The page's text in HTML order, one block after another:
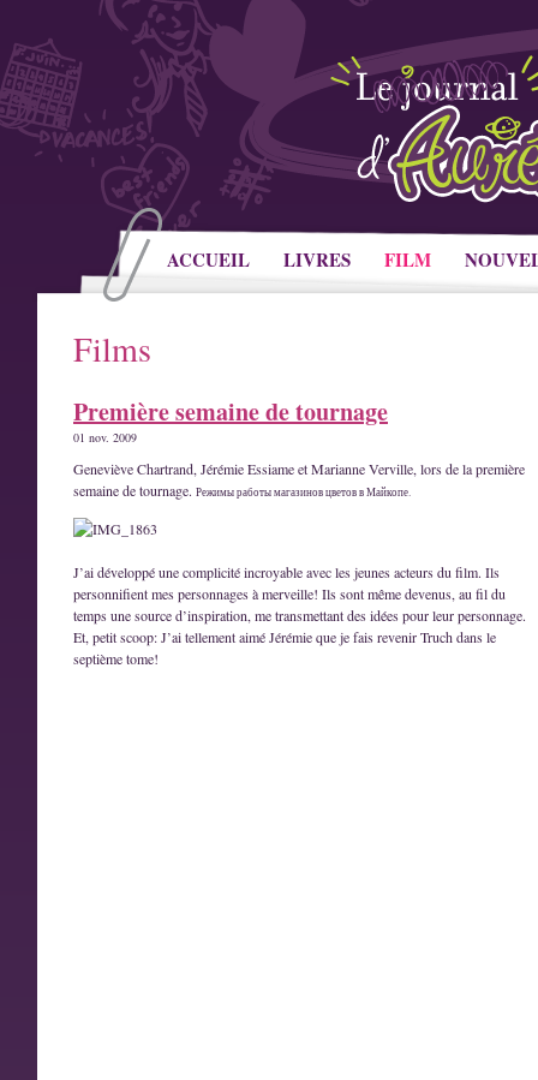
ACCUEIL LIVRES FILM
Films
Première semaine de tournage
01 nov. 2009
Geneviève Chartrand, Jérémie Essiame et Marianne Verville, lors de la première
semaine de tournage. Режимыработы магазинов цветов в Майкопе.
J’ai développé une complicité incroyable avec les jeunes acteurs du film. Ils
personnifient mes personnages à merveille! Ils sont même devenus, au fil du
temps une source d’inspiration, me transmettant des idées pour leur personnage.
Et, petit scoop: J’ai tellement aimé Jérémie que je fais revenir Truch dans le
septième tome!